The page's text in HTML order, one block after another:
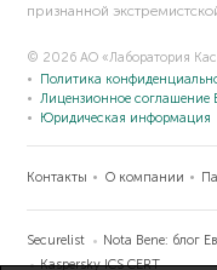
признанной
© 2026 АО «Лаборатория
Политика
Лицензионное соглашение
Юридическая информация
Контакты О компании
Securelist Nota Bene: блог
Kaspersky ICS CERT